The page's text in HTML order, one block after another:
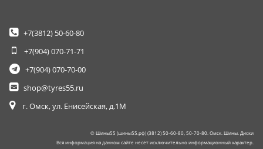
+7(3812) 50-60-80
+7(904)070-71-71
+7(904)070-70-00
shop@tyres55.ru
г. Омск, ул. Енисейская, д.1М
© Шины55 (шины55.рф) (3812) 50-60-80, 50-70-80. Омск. Шины. Диски
Вся информация на данном сайте несёт исключительно информационный характер.